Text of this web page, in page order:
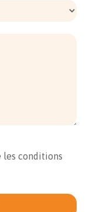
les conditions